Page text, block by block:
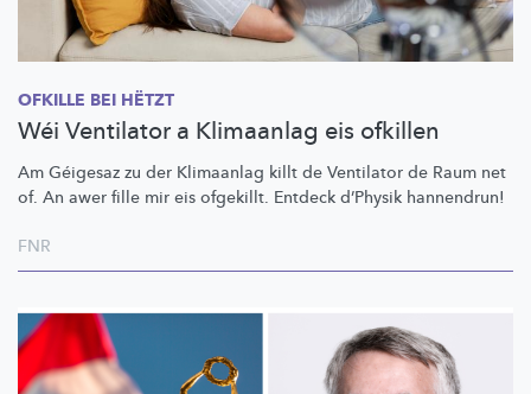
OFKILLE BEI HËTZT
Wéi Ventilator a Klimaanlag eis ofkillen
Am Géigesaz zu der Klimaanlag killt de Ventilator de Raum net
of. An awer fille mir eis ofgekillt. Entdeck d’Physik hannendrun!
FNR